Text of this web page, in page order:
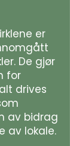
er
De gjør
for
drives
av bidrag
av lokale.